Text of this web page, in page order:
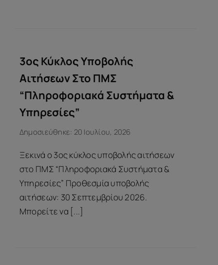
3ος Κύκλος Υποβολής
Αιτήσεων Στο ΠΜΣ
“Πληροφοριακά Συστήματα &
Υπηρεσίες”
Δημοσιεύθηκε: 20 Ιουλίου, 2026
Ξεκινά ο 3ος κύκλος υποβολής αιτήσεων
στο ΠΜΣ “Πληροφοριακά Συστήματα &
Υπηρεσίες” Προθεσμία υποβολής
αιτήσεων: 30 Σεπτεμβρίου 2026.
Μπορείτε να [...]